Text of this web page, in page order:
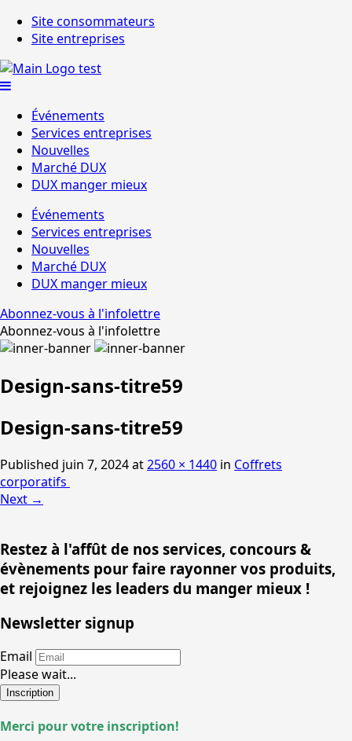
Site consommateurs
Site entreprises
Événements
Services entreprises
Nouvelles
Marché DUX
DUX manger mieux
Événements
Services entreprises
Nouvelles
Marché DUX
DUX manger mieux
Abonnez-vous à l'infolettre
Abonnez-vous à l'infolettre
Design-sans-titre59
Design-sans-titre59
Published juin 7, 2024at2560 × 1440 in Coffrets
corporatifs
Next →
Restez à l'affût de nos services, concours &
évènements pour faire rayonner vos produits,
et rejoignez les leaders du manger mieux !
Newsletter signup
Email
Please wait...
Inscription
Merci pour votre inscription!